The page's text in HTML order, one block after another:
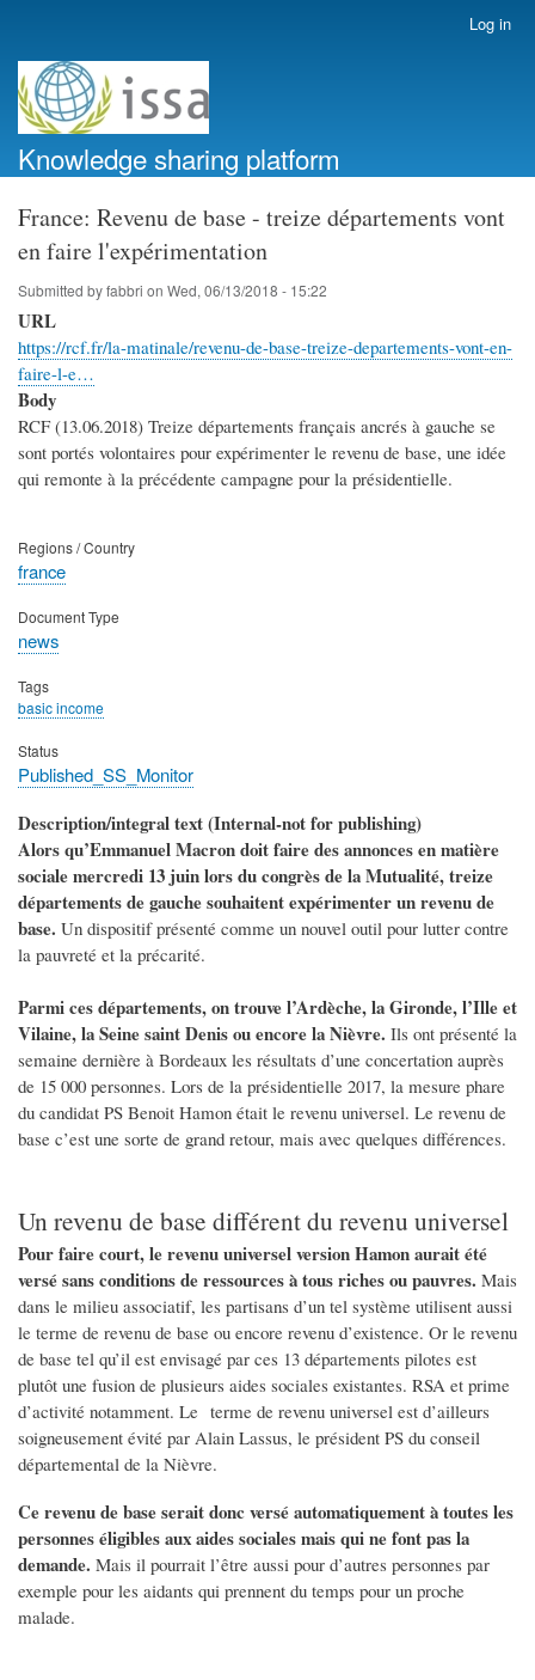
account
menu
Log in
Knowledge sharing platform
France: Revenu de base - treize départements vont
en faire l'expérimentation
Submitted byfabbri on Wed, 06/13/2018 - 15:22
URL
https://rcf.fr/la-matinale/revenu-de-base-treize-departements-vont-en-
faire-l-e…
Body
RCF (13.06.2018) Treize départements français ancrés à gauche se
sont portés volontaires pour expérimenter le revenu de base, une idée
qui remonte à la précédente campagne pour la présidentielle.
Regions / Country
france
Document Type
news
Tags
basic income
Status
Published_SS_Monitor
Description/integral text (Internal-not for publishing)
Alors qu’Emmanuel Macron doit faire des annonces en matière
sociale mercredi 13 juin lors du congrès de la Mutualité, treize
départements de gauche souhaitent expérimenter un revenu de
base. Un dispositif présenté comme un nouvel outil pour lutter contre
la pauvreté et la précarité.
Parmi ces départements, on trouve l’Ardèche, la Gironde, l’Ille et
Vilaine, la Seine saint Denis ou encore la Nièvre. Ils ont présenté la
semaine dernière à Bordeaux les résultats d’une concertation auprès
de 15 000 personnes. Lors de la présidentielle 2017, la mesure phare
du candidat PS Benoit Hamon était le revenu universel. Le revenu de
base c’est une sorte de grand retour, mais avec quelques différences.
Un revenu de base différent du revenu universel
Pour faire court, le revenu universel version Hamon aurait été
versé sans conditions de ressources à tous riches ou pauvres. Mais
dans le milieu associatif, les partisans d’un tel système utilisent aussi
le terme de revenu de base ou encore revenu d’existence. Or le revenu
de base tel qu’il est envisagé par ces 13 départements pilotes est
plutôt une fusion de plusieurs aides sociales existantes. RSA et prime
d’activité notamment. Le terme de revenu universel est d’ailleurs
soigneusement évité par Alain Lassus, le président PS du conseil
départemental de la Nièvre.
Ce revenu de base serait donc versé automatiquement à toutes les
personnes éligibles aux aides sociales mais qui ne font pas la
demande. Mais il pourrait l’être aussi pour d’autres personnes par
exemple pour les aidants qui prennent du temps pour un proche
malade.